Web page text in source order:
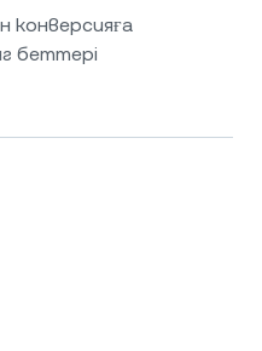
конверсияға
беттері